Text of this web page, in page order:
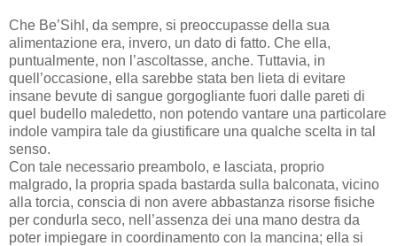
Che Be’Sihl, da sempre, si preoccupasse della sua
alimentazione era, invero, un dato di fatto. Che ella,
puntualmente, non l’ascoltasse, anche. Tuttavia, in
quell’occasione, ella sarebbe stata ben lieta di evitare
insane bevute di sangue gorgogliante fuori dalle pareti di
quel budello maledetto, non potendo vantare una particolare
indole vampira tale da giustificare una qualche scelta in tal
senso.
Con tale necessario preambolo, e lasciata, proprio
malgrado, la propria spada bastarda sulla balconata, vicino
alla torcia, conscia di non avere abbastanza risorse fisiche
per condurla seco, nell’assenza dei una mano destra da
poter impiegare in coordinamento con la mancina; ella si